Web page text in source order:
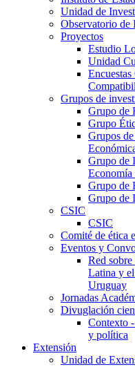
Unidad de
Observatorio de
Proyectos
Estudio
Unidad
Grupos de
Grupo de
Grupo
Grupos
Grupo de
Economía
Grupo de
Grupo de
CSIC
CSIC
Comité de ética
Eventos y
Red
Latina y
Uruguay
Jornadas
Divuglación
Contexto
y política
Extensión
Unidad de